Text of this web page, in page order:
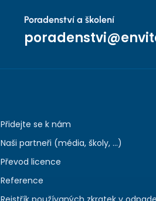
Poradenství a školení
Přidejte se k nám
Naši partneři (média, školy, ...)
Převod licence
Reference